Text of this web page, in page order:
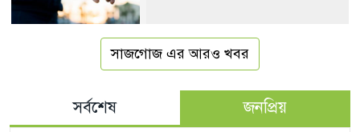
সাজগোজ এর আরও খবর
সর্বশেষ জনপ্রিয়